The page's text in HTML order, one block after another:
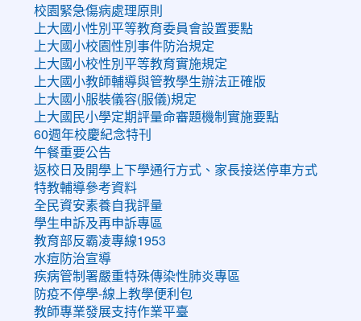
校園緊急傷病處理原則
上大國小性別平等教育委員會設置要點
上大國小校園性別事件防治規定
上大國小校性別平等教育實施規定
上大國小教師輔導與管教學生辦法正確版
上大國小服裝儀容(服儀)規定
上大國民小學定期評量命審題機制實施要點
60週年校慶紀念特刊
午餐重要公告
返校日及開學上下學通行方式、家長接送停車方式
特教輔導參考資料
全民資安素養自我評量
學生申訴及再申訴專區
教育部反霸凌專線1953
水痘防治宣導
疾病管制署嚴重特殊傳染性肺炎專區
防疫不停學-線上教學便利包
教師專業發展支持作業平臺